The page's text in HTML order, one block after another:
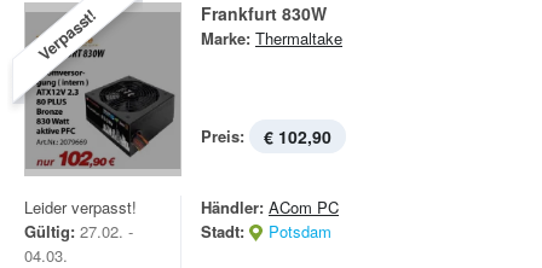
Verpasst! Frankfurt 830W
Marke: Thermaltake
Preis: € 102,90
Leider verpasst!
Gültig: 27.02. -
04.03.
Händler: ACom PC
Stadt:
Potsdam